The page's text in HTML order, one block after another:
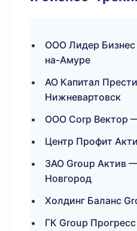
ООО Лидер
на-Амуре
АО Капитал
Нижневартовск
ООО Corp Вектор
Центр Профит
ЗАО Group Актив
Новгород
Холдинг Баланс
ГК Group